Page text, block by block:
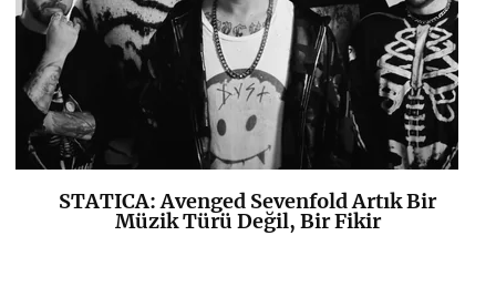
K+
STATICA: Avenged Sevenfold Artık Bir
Müzik Türü Değil, Bir Fikir